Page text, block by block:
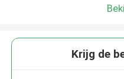
Krijg de